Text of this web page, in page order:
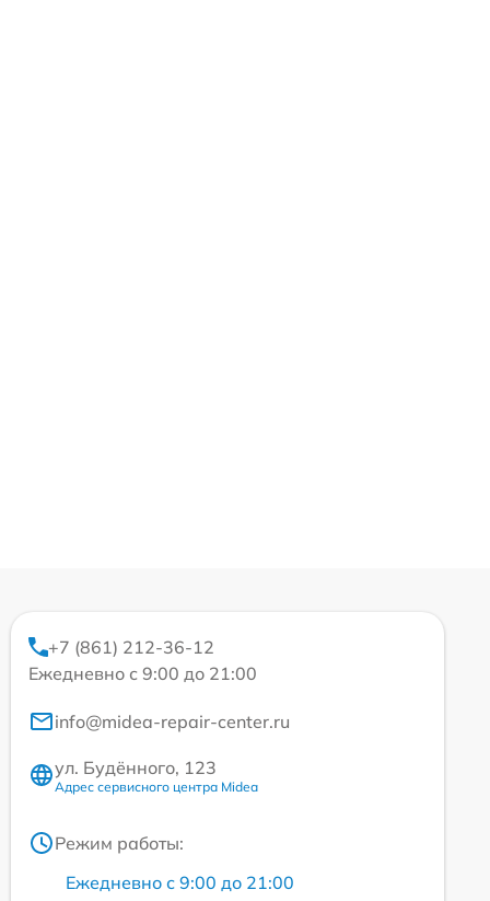
+7 (861) 212-36-12
Ежедневно с 9:00 до 21:00
info@midea-repair-center.ru
ул. Будённого, 123
Адрес сервисного центра Midea
Режим работы:
Ежедневно с 9:00 до 21:00